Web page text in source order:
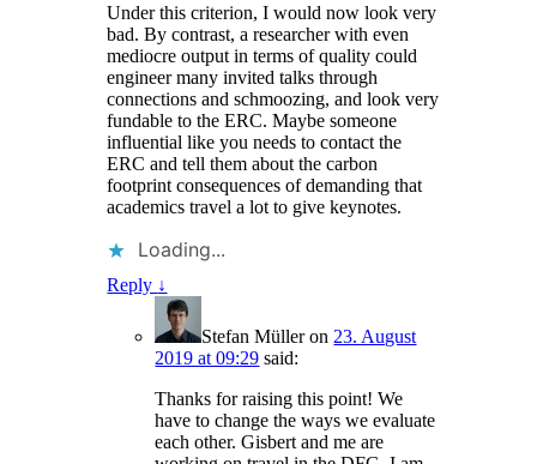
Under this criterion, I would now look very
bad. By contrast, a researcher with even
mediocre output in terms of quality could
engineer many invited talks through
connections and schmoozing, and look very
fundable to the ERC. Maybe someone
influential like you needs to contact the
ERC and tell them about the carbon
footprint consequences of demanding that
academics travel a lot to give keynotes.
Loading...
Reply ↓
Stefan Mülleron 23. August
2019 at 09:29 said:
Thanks for raising this point! We
have to change the ways we evaluate
each other. Gisbert and me are